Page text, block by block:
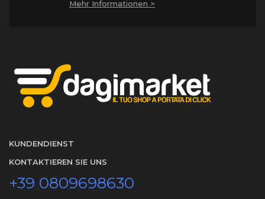
Mehr Informationen >
KUNDENDIENST
KONTAKTIEREN SIE UNS
+39 0809698630